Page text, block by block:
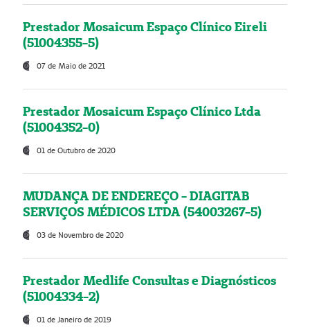
Prestador Mosaicum Espaço Clínico Eireli
(51004355-5)
07 de Maio de 2021
Prestador Mosaicum Espaço Clínico Ltda
(51004352-0)
01 de Outubro de 2020
MUDANÇA DE ENDEREÇO - DIAGITAB
SERVIÇOS MÉDICOS LTDA (54003267-5)
03 de Novembro de 2020
Prestador Medlife Consultas e Diagnósticos
(51004334-2)
01 de Janeiro de 2019